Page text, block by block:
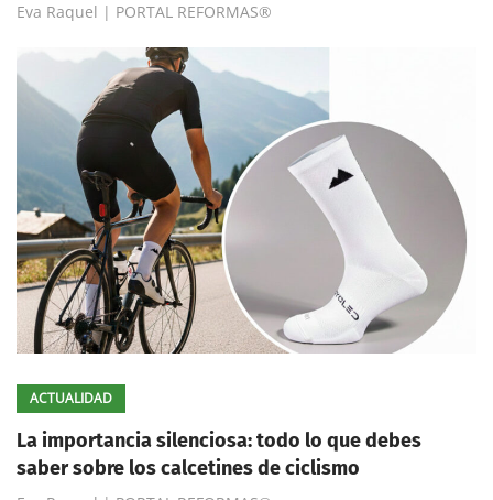
Eva Raquel | PORTAL REFORMAS®
ACTUALIDAD
La importancia silenciosa: todo lo que debes
saber sobre los calcetines de ciclismo